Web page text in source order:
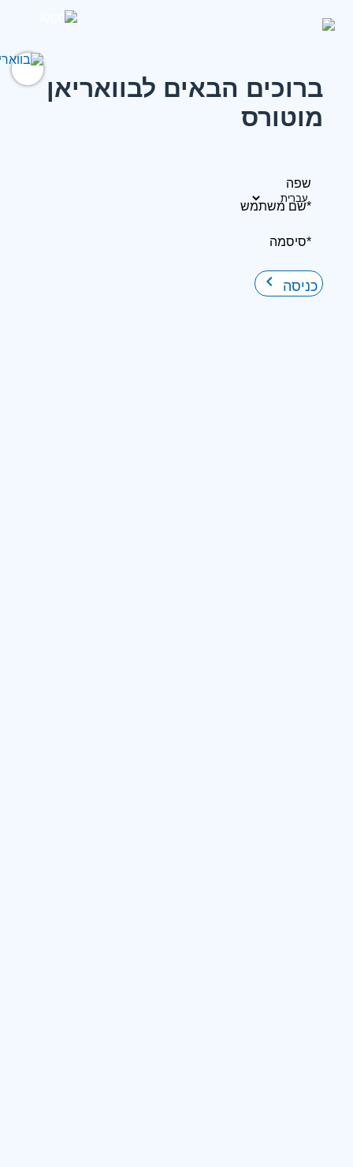
ברוכים הבאים לבוואריאן
מוטורס
שפה
*שם משתמש
*סיסמה
כניסה keyboard_arrow_right